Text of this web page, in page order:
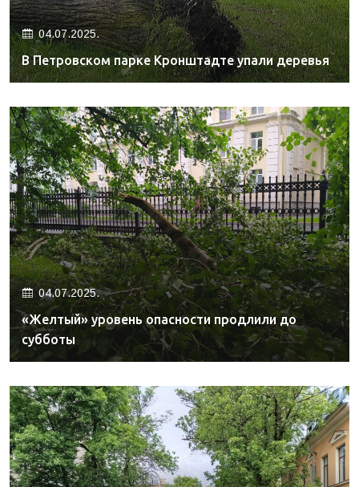
04.07.2025.
В Петровском парке Кронштадте упали деревья
04.07.2025.
«Желтый» уровень опасности продлили до
субботы